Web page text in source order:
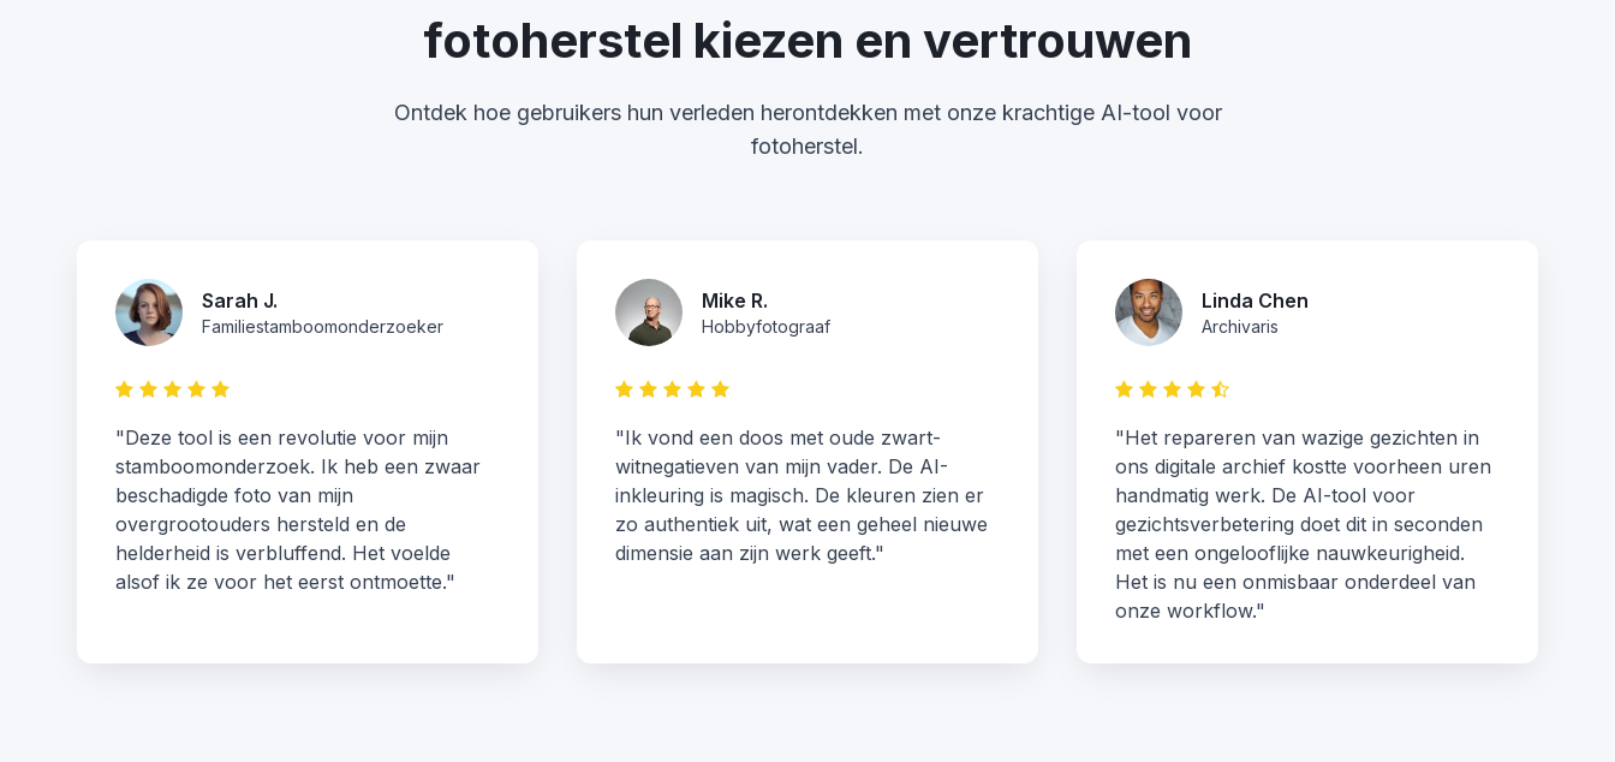
fotoherstel kiezen en vertrouwen
Ontdek hoe gebruikers hun verleden herontdekken met onze krachtige AI-tool voor
fotoherstel.
Sarah J.
Familiestamboomonderzoeker
"Deze tool is een revolutie voor mijn
stamboomonderzoek. Ik heb een zwaar
beschadigde foto van mijn
overgrootouders hersteld en de
helderheid is verbluffend. Het voelde
alsof ik ze voor het eerst ontmoette."
Mike R.
Hobbyfotograaf
"Ik vond een doos met oude zwart-
witnegatieven van mijn vader. De AI-
inkleuring is magisch. De kleuren zien er
zo authentiek uit, wat een geheel nieuwe
dimensie aan zijn werk geeft."
Linda Chen
Archivaris
"Het repareren van wazige gezichten in
ons digitale archief kostte voorheen uren
handmatig werk. De AI-tool voor
gezichtsverbetering doet dit in seconden
met een ongelooflijke nauwkeurigheid.
Het is nu een onmisbaar onderdeel van
onze workflow."